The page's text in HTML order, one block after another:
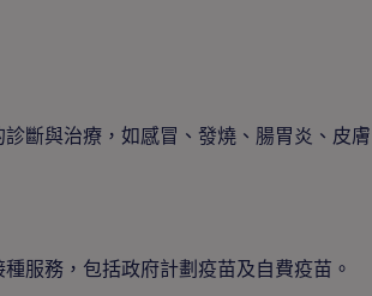
斷與治療，如感冒、發燒、腸胃炎、皮膚
服務，包括政府計劃疫苗及自費疫苗。